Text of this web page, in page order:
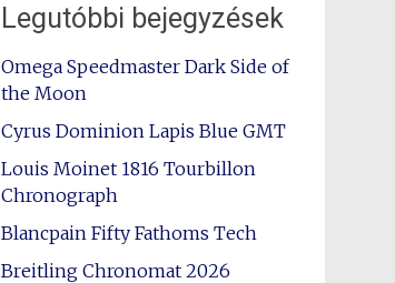
Legutóbbi bejegyzések
Omega Speedmaster Dark Side of
the Moon
Cyrus Dominion Lapis Blue GMT
Louis Moinet 1816 Tourbillon
Chronograph
Blancpain Fifty Fathoms Tech
Breitling Chronomat 2026